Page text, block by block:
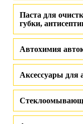
Паста для
губки,
Автохимия
Аксессуары для